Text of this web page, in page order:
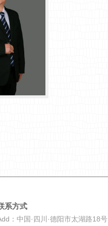
系方式
：中国·四川·德阳市太湖路18号